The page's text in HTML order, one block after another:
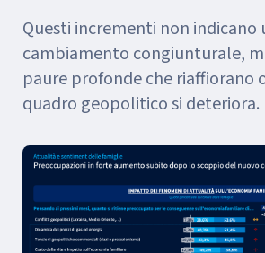
Questi incrementi non indicano
cambiamento congiunturale,
paure profonde che riaffiorano
quadro geopolitico si deteriora.